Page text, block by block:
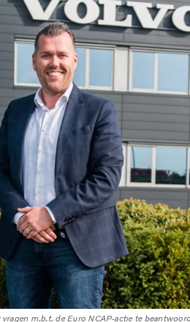
m.b.t. de Euro NCAP-actie te